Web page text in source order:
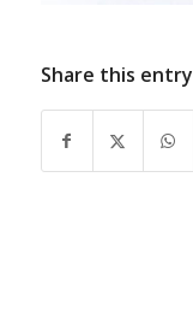
Share this entry